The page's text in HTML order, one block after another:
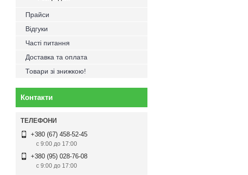
Прайси
Відгуки
Часті питання
Доставка та оплата
Товари зі знижкою!
Контакти
+380 (67) 458-52-45
с 9:00 до 17:00
+380 (95) 028-76-08
с 9:00 до 17:00